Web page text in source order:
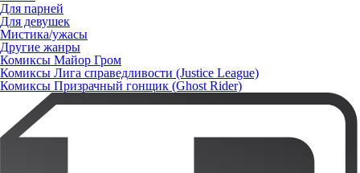
Для парней
Для девушек
Мистика/ужасы
Другие жанры
Комиксы Майор Гром
Комиксы Лига справедливости (Justice League)
Комиксы Призрачный гонщик (Ghost Rider)